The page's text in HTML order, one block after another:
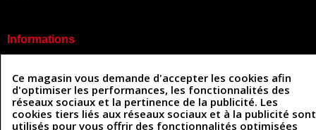
Informations
Conditions Générales de Vente
Politique de confidentialité
Politique des cookies
Contactez-nous
Ce magasin vous demande d'accepter les cookies afin
d'optimiser les performances, les fonctionnalités des
réseaux sociaux et la pertinence de la publicité. Les
cookies tiers liés aux réseaux sociaux et à la publicité sont
utilisés pour vous offrir des fonctionnalités optimisées